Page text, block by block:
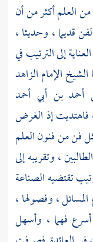
العلم أكثر من أن
قديما ، وحديثا ،
إلى الترتيب في
الإمام الزاهد
بن أبي أحمد
فاهتديت إذ الغرض
فن من فنون العلم
، وتقريبه إلى
تقتضيه الصناعة
، وفصولها ،
فهما ، وأسهل